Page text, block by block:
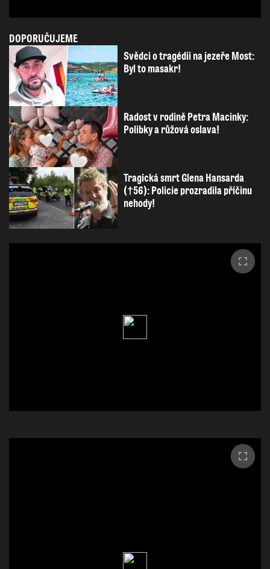
DOPORUČUJEME
Svědci o tragédii na jezeře Most:
Byl to masakr!
Radost v rodině Petra Macinky:
Polibky a růžová oslava!
Tragická smrt Glena Hansarda
(†56): Policie prozradila příčinu
nehody!